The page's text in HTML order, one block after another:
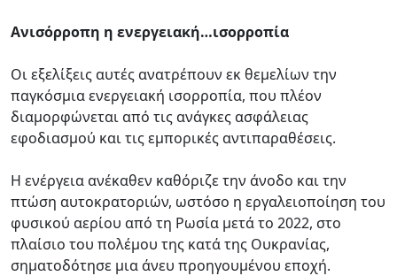
Ανισόρροπη η ενεργειακή…ισορροπία
Οι εξελίξεις αυτές ανατρέπουν εκ θεμελίων την
παγκόσμια ενεργειακή ισορροπία, που πλέον
διαμορφώνεται από τις ανάγκες ασφάλειας
εφοδιασμού και τις εμπορικές αντιπαραθέσεις.
Η ενέργεια ανέκαθεν καθόριζε την άνοδο και την
πτώση αυτοκρατοριών, ωστόσο η εργαλειοποίηση του
φυσικού αερίου από τη Ρωσία μετά το 2022, στο
πλαίσιο του πολέμου της κατά της Ουκρανίας,
σηματοδότησε μια άνευ προηγουμένου εποχή.